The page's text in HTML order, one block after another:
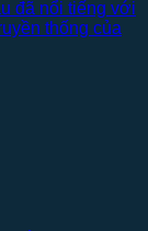
đã nổi tiếng với
thống của